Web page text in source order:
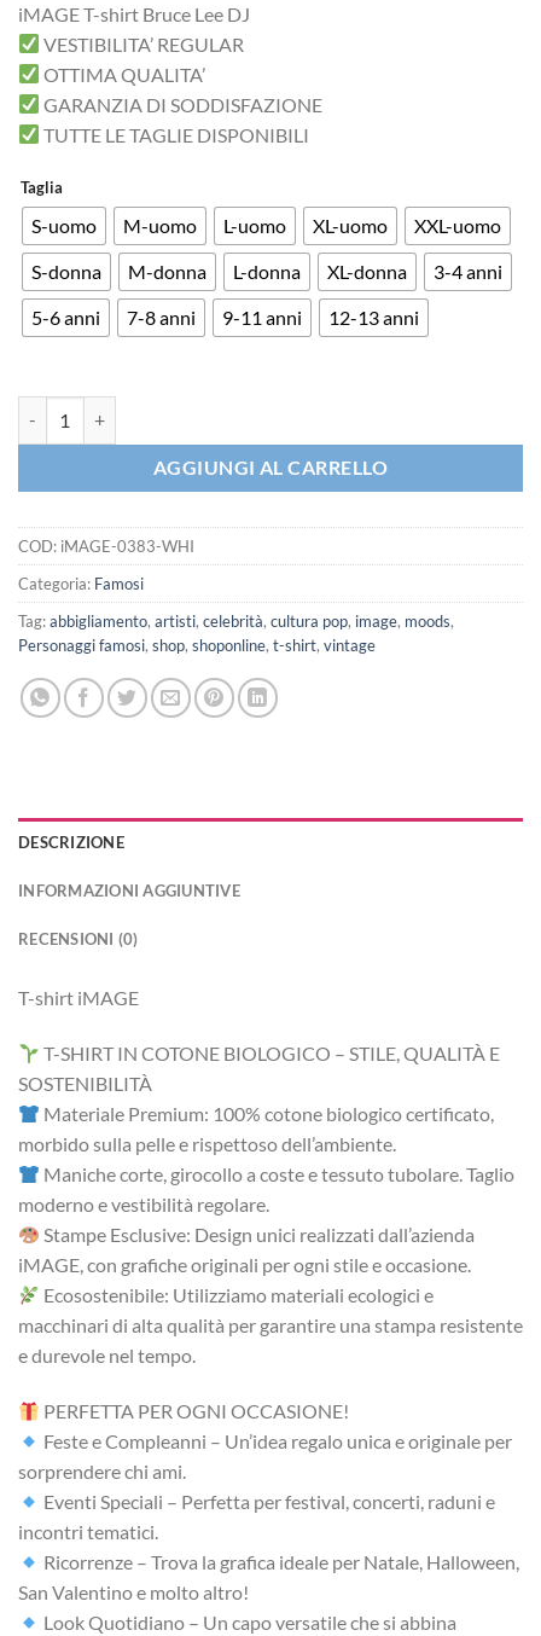
iMAGE T-shirt Bruce Lee DJ
VESTIBILITA’ REGULAR
OTTIMA QUALITA’
GARANZIA DI SODDISFAZIONE
TUTTE LE TAGLIE DISPONIBILI
Taglia
S-uomo M-uomo L-uomo XL-uomo
XXL-uomo
S-donna
M-donna L-donna XL-donna
3-4 anni
5-6 anni
7-8 anni 9-11 anni 12-13 anni
AGGIUNGI AL CARRELLO
COD: iMAGE-0383-WHI
Categoria: Famosi
Tag:abbigliamento, artisti, celebrità, cultura pop, image, moods,
Personaggi famosi, shop, shoponline, t-shirt, vintage
DESCRIZIONE
INFORMAZIONI AGGIUNTIVE
RECENSIONI (0)
T-shirt iMAGE
T-SHIRT IN COTONE BIOLOGICO – STILE, QUALITÀ E
SOSTENIBILITÀ
Materiale Premium: 100% cotone biologico certificato,
morbido sulla pelle e rispettoso dell’ambiente.
Maniche corte, girocollo a coste e tessuto tubolare. Taglio
moderno e vestibilità regolare.
Stampe Esclusive: Design unici realizzati dall’azienda
iMAGE, con grafiche originali per ogni stile e occasione.
Ecosostenibile: Utilizziamo materiali ecologici e
macchinari di alta qualità per garantire una stampa resistente
e durevole nel tempo.
PERFETTA PER OGNI OCCASIONE!
Feste e Compleanni – Un’idea regalo unica e originale per
sorprendere chi ami.
Eventi Speciali – Perfetta per festival, concerti, raduni e
incontri tematici.
Ricorrenze – Trova la grafica ideale per Natale, Halloween,
San Valentino e molto altro!
Look Quotidiano – Un capo versatile che si abbina